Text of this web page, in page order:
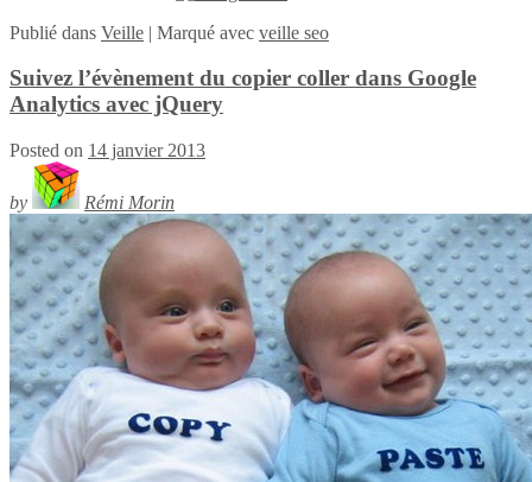
Publié dans Veille | Marqué avec veille seo
Suivez l’évènement du copier coller dans Google
Analytics avec jQuery
Posted on 14 janvier 2013
by Rémi Morin